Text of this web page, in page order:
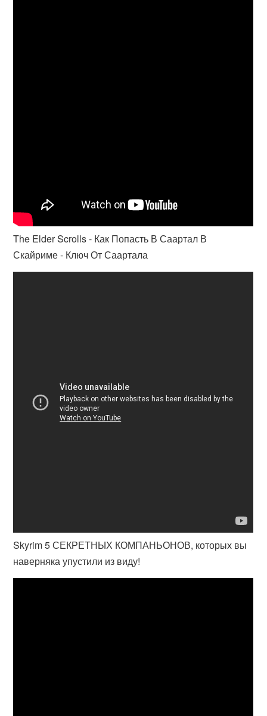
The Elder Scrolls - Как Попасть В Саартал В
Скайриме - Ключ От Саартала
Skyrim 5 СЕКРЕТНЫХ КОМПАНЬОНОВ, которых вы
наверняка упустили из виду!